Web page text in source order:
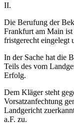
II.
Die Berufung der
Frankfurt am Main ist
fristgerecht eingelegt
In der Sache hat die
Teils des vom
Erfolg.
Dem Kläger steht
Vorsatzanfechtung
Landgericht
a.F. zu.